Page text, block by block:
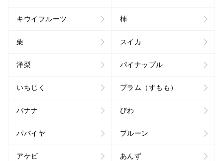
キウイフルーツ 柿
栗 スイカ
洋梨 パイナップル
いちじく プラム（すもも）
バナナ びわ
パパイヤ プルーン
アケビ あんず